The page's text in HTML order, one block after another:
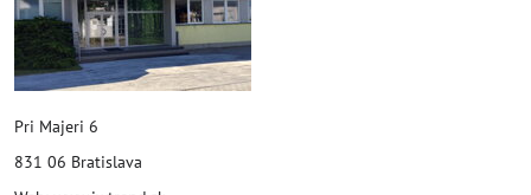
Pri Majeri 6
831 06 Bratislava